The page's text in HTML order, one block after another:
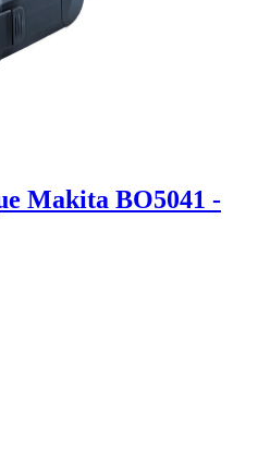
Makita BO5041 -